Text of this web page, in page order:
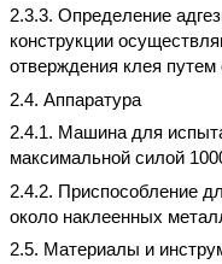
2.3.3. Определение
конструкции
отверждения клея
2.4. Аппаратура
2.4.1. Машина для
максимальной силой
2.4.2. Приспособление
около наклеенных
2.5. Материалы и